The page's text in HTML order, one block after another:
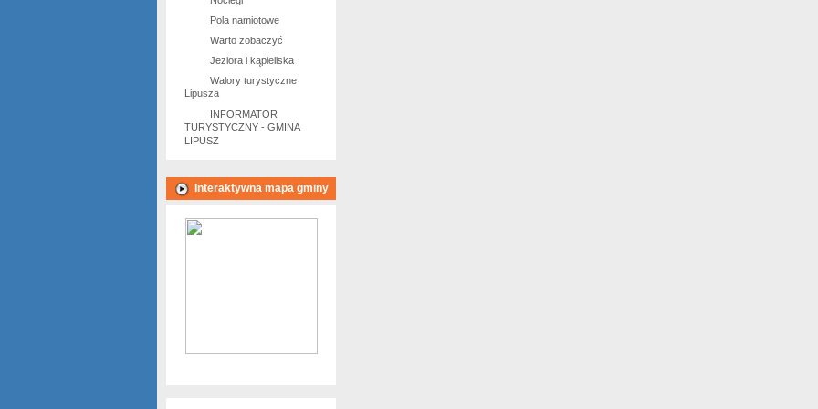
Pola namiotowe
Warto zobaczyć
Jeziora i kąpieliska
Walory turystyczne
Lipusza
INFORMATOR
TURYSTYCZNY - GMINA
LIPUSZ
Interaktywna mapa gminy